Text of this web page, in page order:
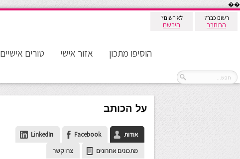
��
רשום כבר?
התחבר
לא רשום?
הירשם
הוסיפו מתכון אזור אישי טורים אישיים
על הכותב
אודות Facebook
LinkedIn
מתכונים אחרונים
צרו קשר